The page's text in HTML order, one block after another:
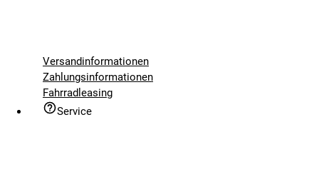
Versandinformationen
Zahlungsinformationen
Fahrradleasing
Service